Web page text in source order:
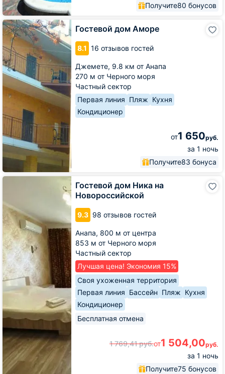
Получите80 бонусов
Гостевой дом Аморе
8.1 16 отзывов гостей
Джемете, 9.8 км от Анапа
270 м от Черного моря
Частный сектор
Первая линия Пляж Кухня
Кондиционер
от1 650руб.
за 1 ночь
Получите83 бонуса
Гостевой
дом
Аморе
Гостевой дом Ника на
Новороссийской
9.3 98 отзывов гостей
Анапа, 800 м от центра
853 м от Черного моря
Частный сектор
Лучшая цена! Экономия 15%
Своя ухоженная территория
Первая линия Бассейн Пляж Кухня
Кондиционер
Бесплатная отмена
1 769,41руб.от1 504,00руб.
за 1 ночь
Получите75 бонусов
Гостевой
на
Новороссийской